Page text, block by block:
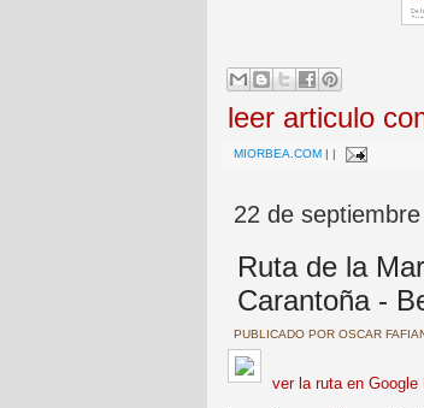
leer articulo
MIORBEA.COM | |
22 de
Ruta de la
Carantoña -
PUBLICADO POR OSCAR
ver la ruta en Google